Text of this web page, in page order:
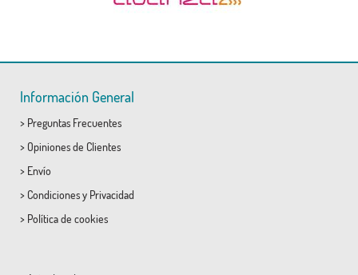
Información General
> Preguntas Frecuentes
> Opiniones de Clientes
> Envío
> Condicionesy Privacidad
> Política de cookies